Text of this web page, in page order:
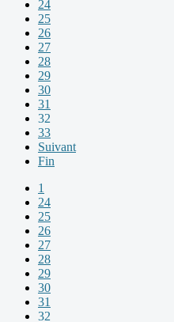
24
25
26
27
28
29
30
31
32
33
Suivant
Fin
1
24
25
26
27
28
29
30
31
32